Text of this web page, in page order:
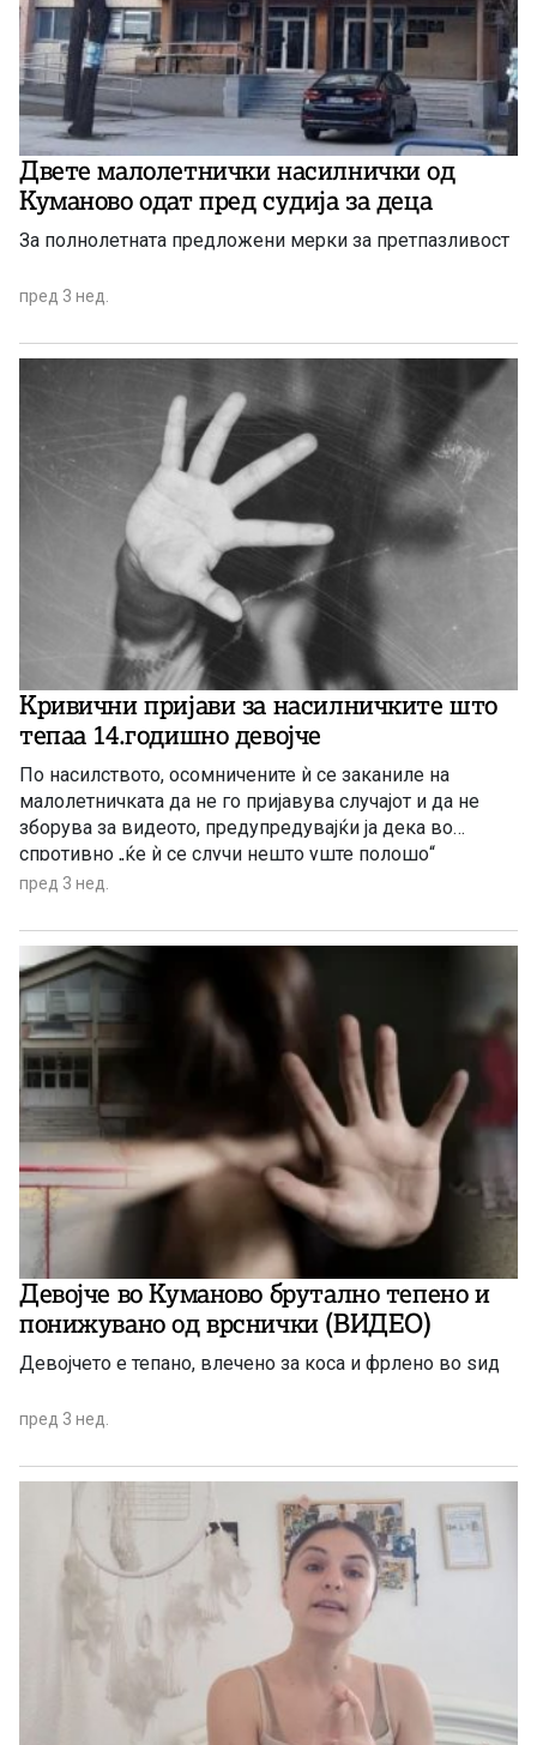
Двете малолетнички насилнички од
Куманово одат пред судија за деца
За полнолетната предложени мерки за претпазливост
пред 3 нед.
Кривични пријави за насилничките што
тепаа 14.годишно девојче
По насилството, осомничените ѝ се заканиле на
малолетничката да не го пријавува случајот и да не
зборува за видеото, предупредувајќи ја дека во
спротивно „ќе ѝ се случи нешто уште полошо“
пред 3 нед.
Девојче во Куманово брутално тепено и
понижувано од врснички (ВИДЕО)
Девојчето е тепaно, влечено за коса и фрлено во ѕид
пред 3 нед.